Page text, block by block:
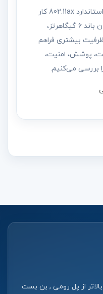
Wi-Fi 6 و Wi-Fi 6E هر دو بر پایه استاندارد 802.11ax کار
می‌کنند، اما Wi-Fi 6E با اضافه‌کردن باند ۶ گیگاهرتز،
ظرفیت بیشتری فراهم
پوشش، امنیت،
بررسی می‌کنیم.
از پل رومی , بن بست